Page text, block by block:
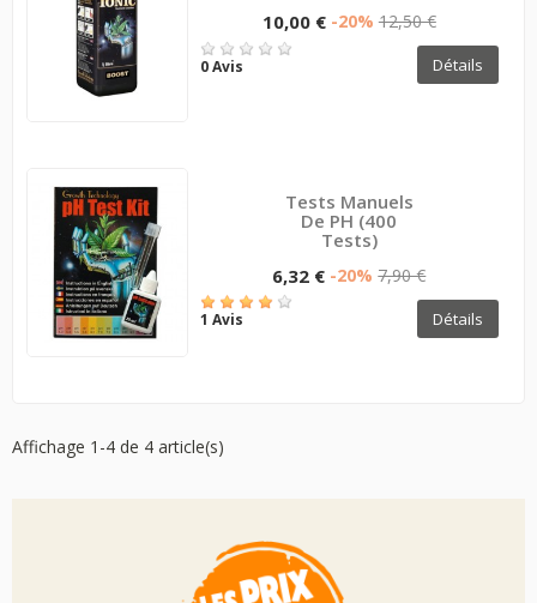
10,00 € -20% 12,50 €
0 Avis Détails
Tests Manuels
De PH (400
Tests)
6,32 € -20% 7,90 €
1 Avis Détails
Affichage 1-4 de 4 article(s)